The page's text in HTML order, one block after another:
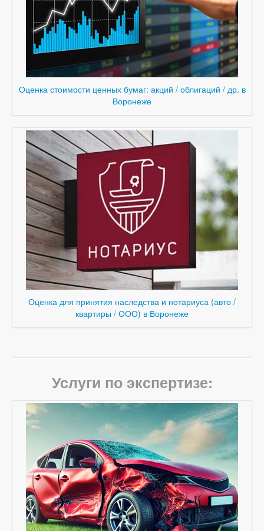
Оценка стоимости ценных бумаг: акций / облигаций / др. в
Воронеже
Оценка для принятия наследства и нотариуса (авто /
квартиры / ООО) в Воронеже
Услуги по экспертизе: